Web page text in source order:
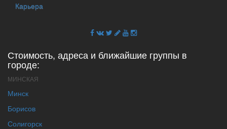
Карьера
Стоимость, адреса и ближайшие группы в
городе:
МИНСКАЯ
Минск
Борисов
Солигорск